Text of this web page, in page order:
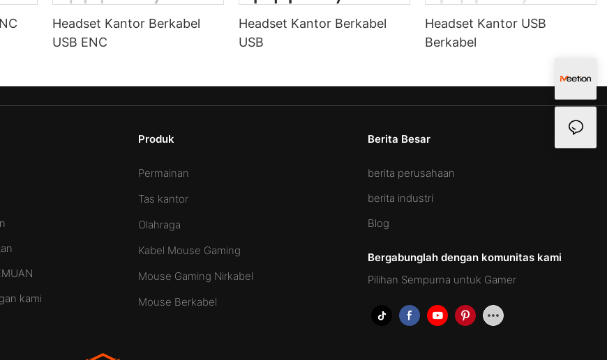
Headset Kantor Berkabel
USB ENC
Headset Kantor Berkabel
USB
Headset Kantor USB
Berkabel
kami
Produk
Permainan
Tas kantor
Olahraga
Kabel Mouse Gaming
Mouse Gaming Nirkabel
Mouse Berkabel
Berita Besar
berita perusahaan
berita industri
Blog
Bergabunglah dengan komunitas kami
Pilihan Sempurna untuk Gamer